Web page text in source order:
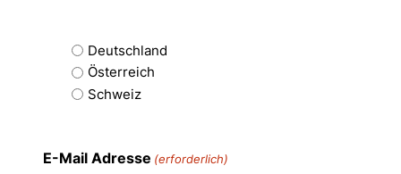
Deutschland
Österreich
Schweiz
E-Mail Adresse (erforderlich)